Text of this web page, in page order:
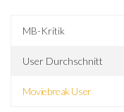
MB-Kritik
User Durchschnitt
Moviebreak User